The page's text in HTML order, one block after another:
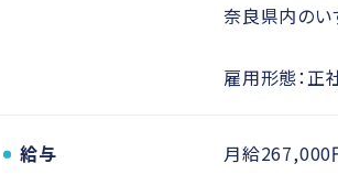
奈良県内の
雇用形態：正
給与 月給267,000